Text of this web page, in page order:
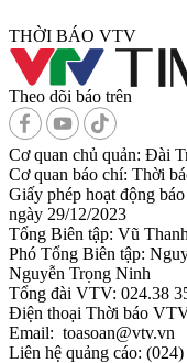
THỜI BÁO VTV
Theo dõi báo trên
Cơ quan chủ quản: Đài
Cơ quan báo chí: Thời
Giấy phép hoạt động
ngày 29/12/2023
Tổng Biên tập: Vũ
Phó Tổng Biên tập:
Nguyễn Trọng Ninh
Tổng đài VTV: 024.38
Ðiện thoại Thời báo
Email: toasoan@vtv.vn
Liên hệ quảng cáo: (024)